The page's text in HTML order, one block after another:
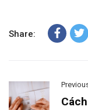
Share: